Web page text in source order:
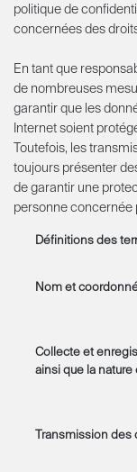
politique de
concernées des
En tant que
de nombreuses
garantir que les
Internet soient
Toutefois, les
toujours présenter
de garantir une
personne
Définitions des
Nom et
Collecte et
ainsi que la
Transmission des